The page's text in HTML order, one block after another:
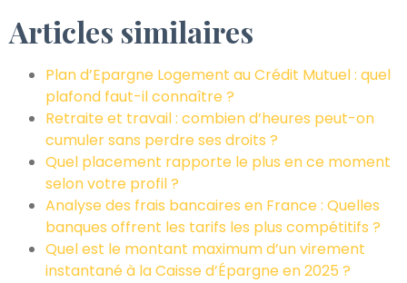
Articles similaires
Plan d’Epargne Logement au Crédit Mutuel : quel
plafond faut-il connaître ?
Retraite et travail : combien d’heures peut-on
cumuler sans perdre ses droits ?
Quel placement rapporte le plus en ce moment
selon votre profil ?
Analyse des frais bancaires en France : Quelles
banques offrent les tarifs les plus compétitifs ?
Quel est le montant maximum d’un virement
instantané à la Caisse d’Épargne en 2025 ?